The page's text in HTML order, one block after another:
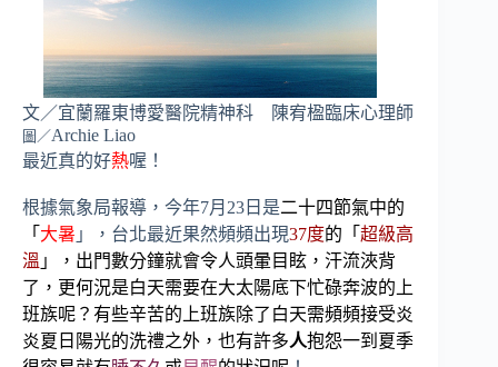
文／宜蘭羅東博愛醫院精神科 陳宥楹臨床心理師
圖／Archie Liao
最近真的好熱喔！
根據氣象局報導，今年7月 23 日是二十四節氣中的
「 大暑 」，台北最近果然頻頻出現37度的「 超級高
溫 」，出門數分鐘就會令人頭暈目眩，汗流浹背
了，更何況是白天需要在大太陽底下忙碌奔波的上
班族呢？有些辛苦的上班族除了白天需頻頻接受炎
炎夏日陽光的洗禮之外，也有許多人抱怨一到夏季